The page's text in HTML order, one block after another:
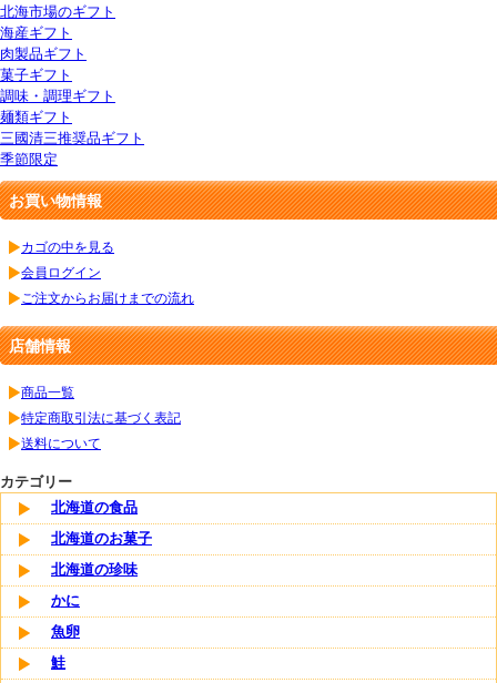
北海市場のギフト
海産ギフト
肉製品ギフト
菓子ギフト
調味・調理ギフト
麺類ギフト
三國清三推奨品ギフト
季節限定
お買い物情報
カゴの中を見る
会員ログイン
ご注文からお届けまでの流れ
店舗情報
商品一覧
特定商取引法に基づく表記
送料について
カテゴリー
北海道の食品
北海道のお菓子
北海道の珍味
かに
魚卵
鮭